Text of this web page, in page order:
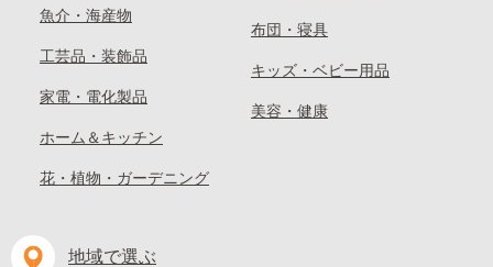
魚介・海産物
工芸品・装飾品
家電・電化製品
ホーム＆キッチン
花・植物・ガーデニング
布団・寝具
キッズ・ベビー用品
美容・健康
地域で選ぶ